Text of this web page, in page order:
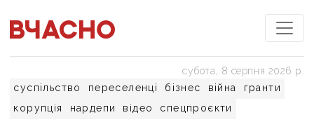
суспільство переселенці бізнес війна
гранти
корупція
нардепи відео спецпроєкти
субота, 8 серпня 2026 р.